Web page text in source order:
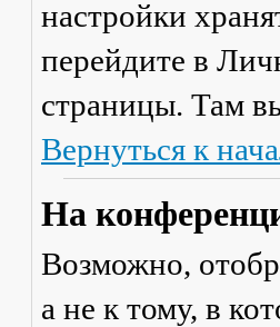
настройки
перейдите в
страницы. Там
Вернуться к
На
Возможно,
а не к тому, в